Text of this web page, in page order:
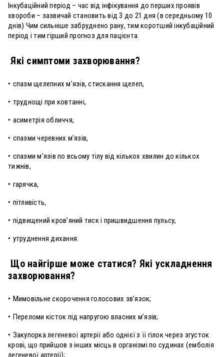
Інкубаційний період – час від інфікування до перших проявів
хвороби – зазвичай становить від 3 до 21 дня (в середньому 10
днів) Чим сильніше забруднено рану, тим коротший інкубаційний
період і тим гірший прогноз для пацієнта.
Які симптоми захворювання?
‣ спазм щелепних м’язів, стискання щелеп,
‣ труднощі при ковтанні,
‣ асиметрія обличчя,
‣ спазми черевних м’язів,
‣ спазми м’язів по всьому тілу від кількох хвилин до кількох
тижнів,
‣ гарячка,
‣ пітливість,
‣ підвищений кров’яний тиск і пришвидшення пульсу,
‣ утруднення дихання.
Що найгірше може статися? Які ускладнення
захворювання?
‣ Мимовільне скорочення голосових зв’язок;
‣ Переломи кісток під напругою власних м’язів;
‣ Закупорка легеневої артерії або однієї з її гілок через згусток
крові, що прийшов з інших місць в організмі по судинах (емболія
легеневої артерії);